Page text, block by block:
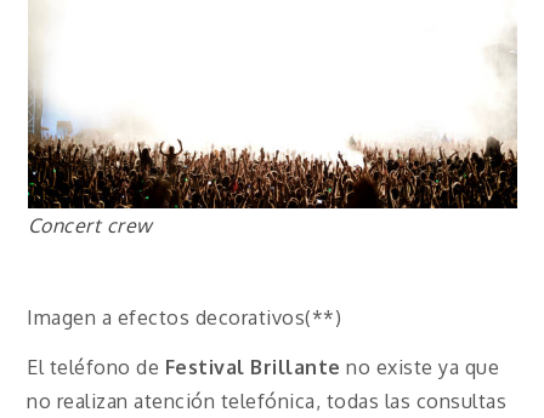
Concert crew
Imagen a efectos decorativos(**)
El teléfono de Festival Brillante no existe ya que
no realizan atención telefónica, todas las consultas